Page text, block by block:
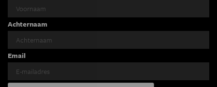
Achternaam
Email